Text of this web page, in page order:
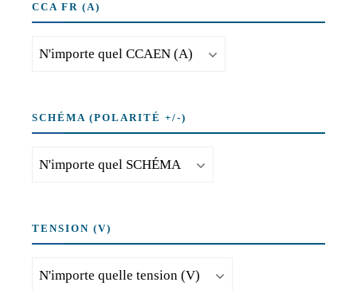
CCA FR (A)
SCHÉMA (POLARITÉ +/-)
TENSION (V)